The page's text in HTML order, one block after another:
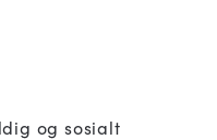
og sosialt